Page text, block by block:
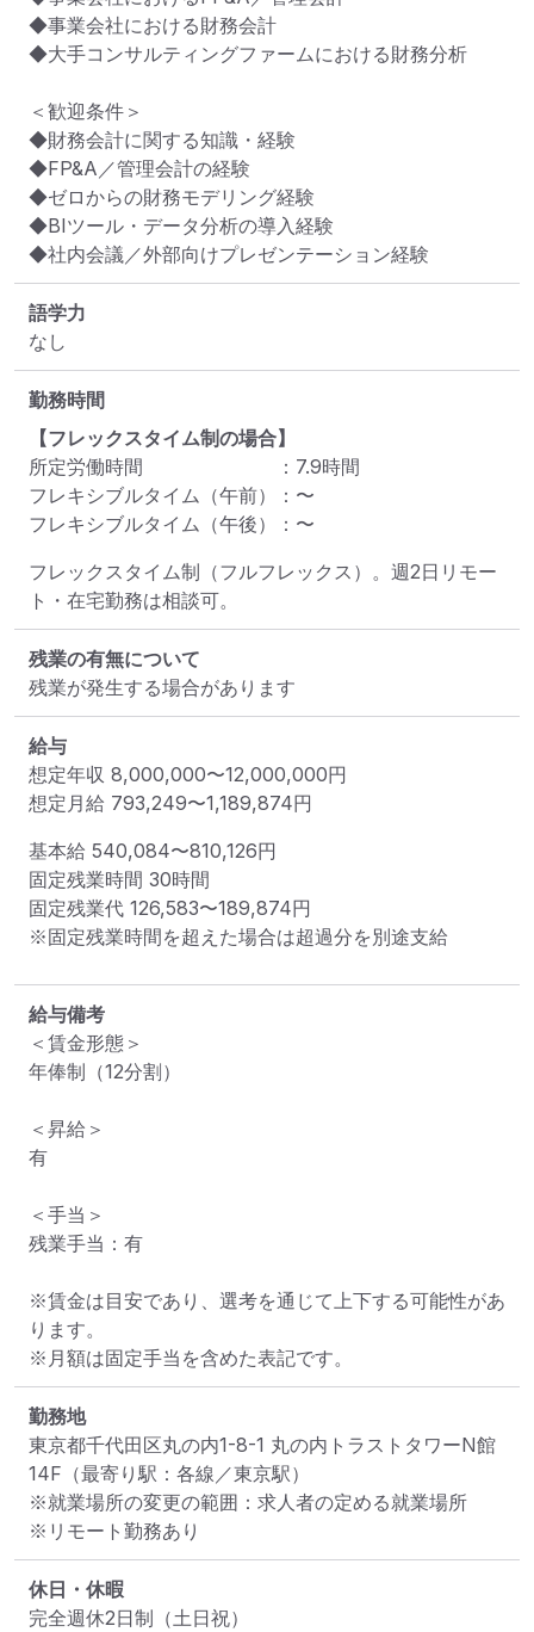
◆事業会社における財務会計
◆大手コンサルティングファームにおける財務分析
＜歓迎条件＞
◆財務会計に関する知識・経験
◆FP&A／管理会計の経験
◆ゼロからの財務モデリング経験
◆BIツール・データ分析の導入経験
◆社内会議／外部向けプレゼンテーション経験
語学力
なし
勤務時間
【フレックスタイム制の場合】
所定労働時間
： 7.9時間
フレキシブルタイム（午前）
： 〜
フレキシブルタイム（午後）
： 〜
フレックスタイム制（フルフレックス）。週2日リモー
ト・在宅勤務は相談可。
残業の有無について
残業が発生する場合があります
給与
想定年収 8,000,000〜12,000,000円
想定月給 793,249〜1,189,874円
基本給 540,084〜810,126円
固定残業時間 30時間
固定残業代 126,583〜189,874円
※固定残業時間を超えた場合は超過分を別途支給
給与備考
＜賃金形態＞
年俸制（12分割）
＜昇給＞
有
＜手当＞
残業手当：有
※賃金は目安であり、選考を通じて上下する可能性があ
ります。
※月額は固定手当を含めた表記です。
勤務地
東京都千代田区丸の内1-8-1 丸の内トラストタワーN館
14F （最寄り駅：各線／東京駅）
※就業場所の変更の範囲：求人者の定める就業場所
※リモート勤務あり
休日・休暇
完全週休2日制（土日祝）